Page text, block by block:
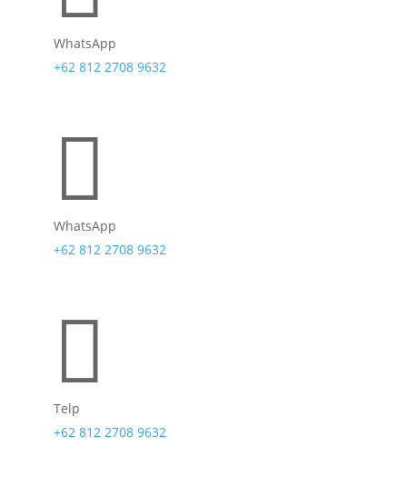
WhatsApp
+62 812 2708 9632

WhatsApp
+62 812 2708 9632

Telp
+62 812 2708 9632